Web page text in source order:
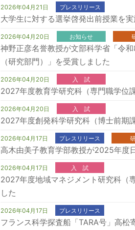
2026年04月21日 プレスリリース
大学生に対する選挙啓発出前授業を
2026年04月20日 お知らせ
神野正彦名誉教授が文部科学省「令
（研究部門）」を受賞しました
2026年04月20日 入 試
2027年度教育学研究科（専門職学位
2026年04月20日 入 試
2027年度創発科学研究科（博士前期
2026年04月17日 プレスリリース
高木由美子教育学部教授が2025年度
2026年04月17日 入 試
2027年度地域マネジメント研究科（
した
2026年04月17日 プレスリリース
フランス科学探査船「TARA号」高松